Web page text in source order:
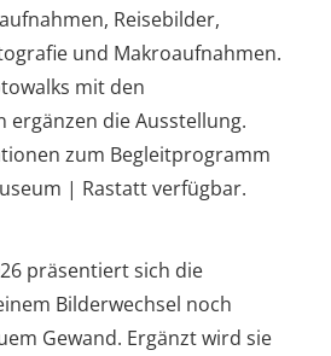
Reisebilder,
und Makroaufnahmen.
mit den
ergänzen die Ausstellung.
zum Begleitprogramm
| Rastatt verfügbar.
präsentiert sich die
Bilderwechsel noch
Gewand. Ergänzt wird sie